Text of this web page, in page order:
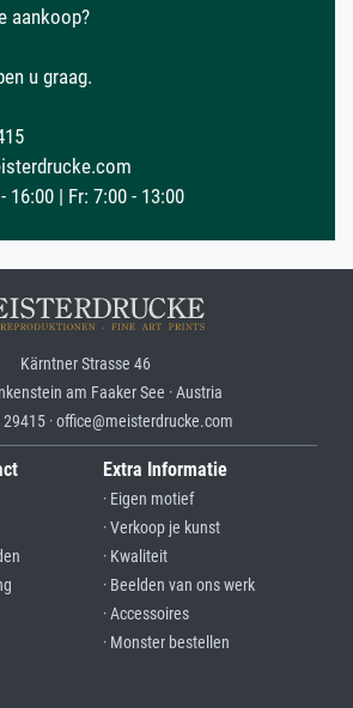
aankoop?
u graag.
16:00 | Fr: 7:00 - 13:00
Kärntner Strasse 46
am Faaker See · Austria
· office@meisterdrucke.com
Extra Informatie
· Eigen motief
· Verkoop je kunst
· Kwaliteit
· Beelden van ons werk
· Accessoires
· Monster bestellen